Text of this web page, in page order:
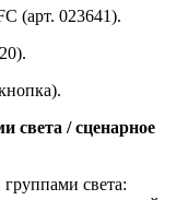
(арт. 023641).
света / сценарное
света: